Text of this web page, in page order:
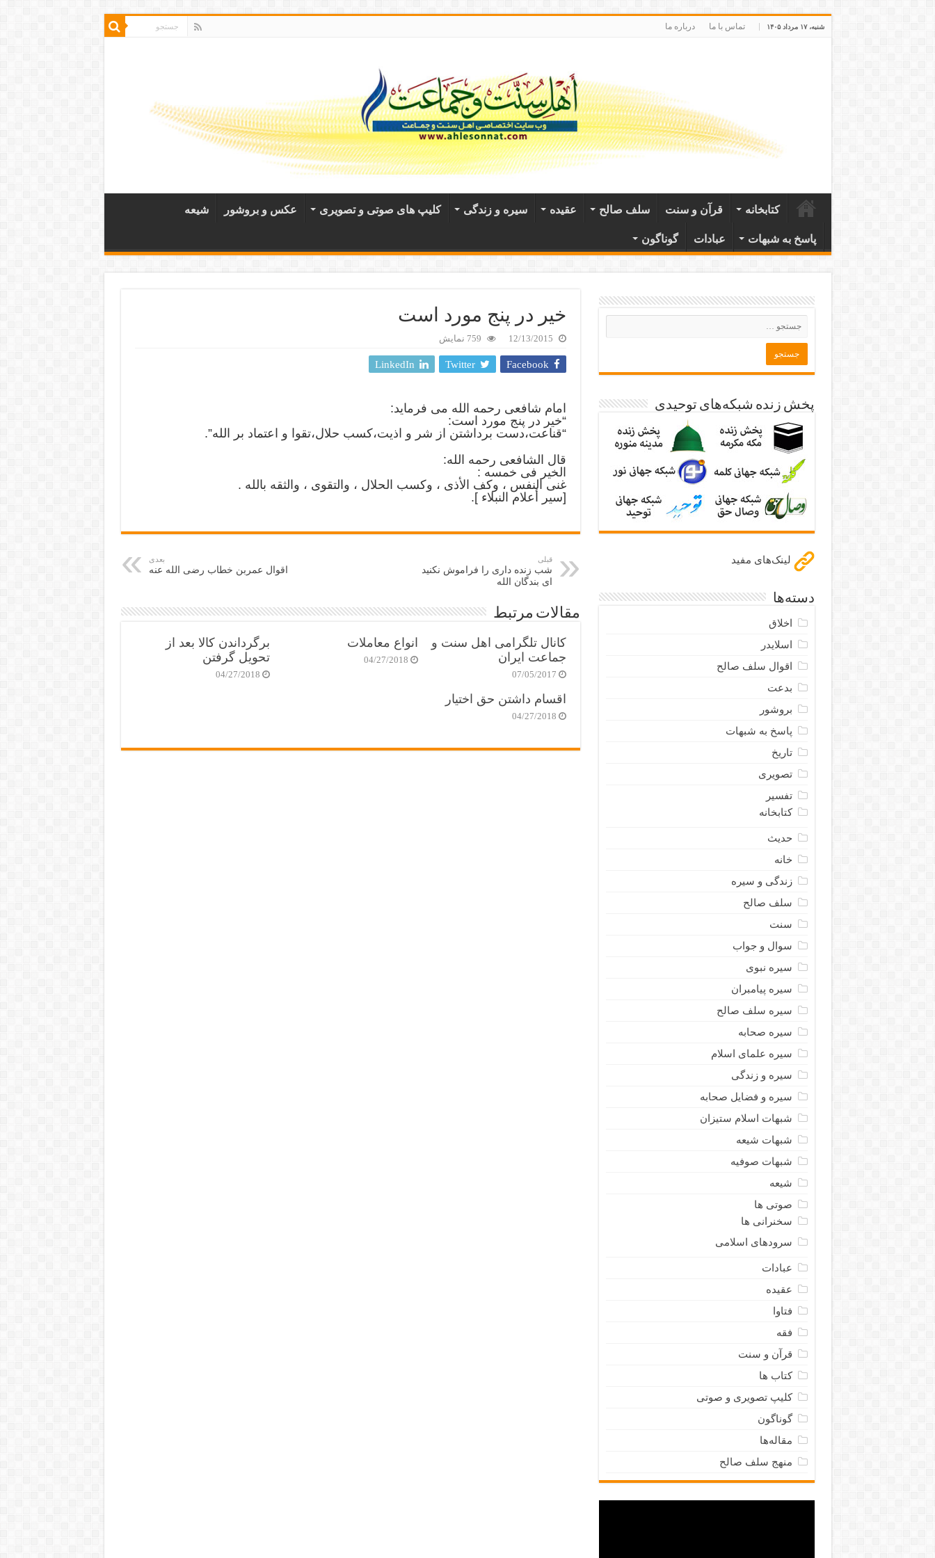
شنبه، ۱۷ مرداد ۱۴۰۵ تماس با ما درباره ما
کتابخانه قرآن و سنت سلف صالح عقيده سیره و زندگی کلیپ های صوتی و تصویری عکس و بروشور شیعه
پاسخ به شبهات عبادات گوناگون
خیر در پنج مورد است
12/13/2015 759 نمایش
Facebook
Twitter
LinkedIn
امام شافعی رحمه الله می فرماید:
“خیر در پنج مورد است:
“قناعت،دست برداشتن از شر و اذیت،کسب حلال،تقوا و اعتماد بر الله”.
قال الشافعی رحمه الله:
الخیر فی خمسه :
غنى النفس ، وکف الأذى ، وکسب الحلال ، والتقوى ، والثقه بالله .
[سیر أعلام النبلاء ].
قبلی
شب زنده داری را فراموش نکنید
ای بندگان الله
بعدی
اقوال عمربن خطاب رضی الله عنه
مقالات مرتبط
کانال تلگرامی اهل سنت و
جماعت ایران
07/05/2017
انواع معاملات
04/27/2018
برگرداندن کالا بعد از
تحویل گرفتن
04/27/2018
اقسام داشتن حق اختیار
04/27/2018
پخش زنده شبکه‌های توحیدی
لینک‌های مفید
دسته‌ها
اخلاق
اسلایدر
اقوال سلف صالح
بدعت
بروشور
پاسخ به شبهات
تاریخ
تصویری
تفسیر
کتابخانه
حدیث
خانه
زندگی و سیره
سلف صالح
سنت
سوال و جواب
سیره نبوى
سیره پیامبران
سیره سلف صالح
سیره صحابه
سیره علمای اسلام
سیره و زندگی
سیره و فضایل صحابه
شبهات اسلام ستیزان
شبهات شیعه
شبهات صوفیه
شیعه
صوتی ها
سخنرانی ها
سرودهای اسلامی
عبادات
عقیده
فتاوا
فقه
قرآن و سنت
کتاب ها
کلیپ تصویری و صوتی
گوناگون
مقاله‌ها
منهج سلف صالح